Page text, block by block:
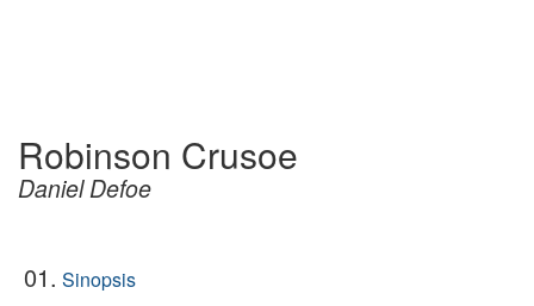
Robinson Crusoe
Daniel Defoe
01. Sinopsis